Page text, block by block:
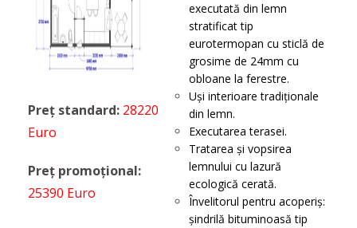
Preț standard: 28220
Euro
Preț promoțional:
25390 Euro
executată din lemn
stratificat tip
eurotermopan cu sticlă de
grosime de 24mm cu
obloane la ferestre.
Uși interioare tradiționale
din lemn.
Executarea terasei.
Tratarea și vopsirea
lemnului cu lazură
ecologică cerată.
Învelitorul pentru acoperiș:
șindrilă bituminoasă tip